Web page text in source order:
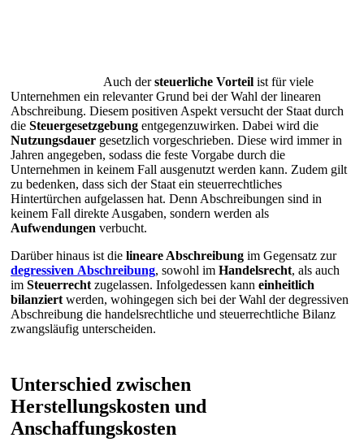
Auch dersteuerliche Vorteil ist für viele
Unternehmen ein relevanter Grund bei der Wahl der linearen
Abschreibung. Diesem positiven Aspekt versucht der Staat durch
die Steuergesetzgebung entgegenzuwirken. Dabei wird die
Nutzungsdauer gesetzlich vorgeschrieben. Diese wird immer in
Jahren angegeben, sodass die feste Vorgabe durch die
Unternehmen in keinem Fall ausgenutzt werden kann. Zudem gilt
zu bedenken, dass sich der Staat ein steuerrechtliches
Hintertürchen aufgelassen hat. Denn Abschreibungen sind in
keinem Fall direkte Ausgaben, sondern werden als
Aufwendungen verbucht.
Darüber hinaus ist die lineare Abschreibung im Gegensatz zur
degressiven Abschreibung, sowohl im Handelsrecht, als auch
im Steuerrecht zugelassen. Infolgedessen kann einheitlich
bilanziert werden, wohingegen sich bei der Wahl der degressiven
Abschreibung die handelsrechtliche und steuerrechtliche Bilanz
zwangsläufig unterscheiden.
Unterschied zwischen
Herstellungskosten und
Anschaffungskosten